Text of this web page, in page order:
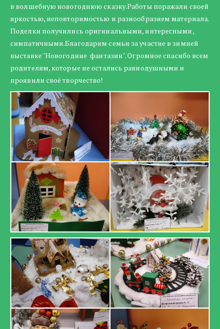
в волшебную новогоднюю сказку.Работы поражали своей
яркостью, неповторимостью и разнообразием материала.
Поделки получились оригинальными, интересными,
симпатичными.Благодарим семьи за участие в зимней
выставке "Новогодние фантазии". Огромное спасибо всем
родителям, которые не остались равнодушными и
проявили своё творчество!